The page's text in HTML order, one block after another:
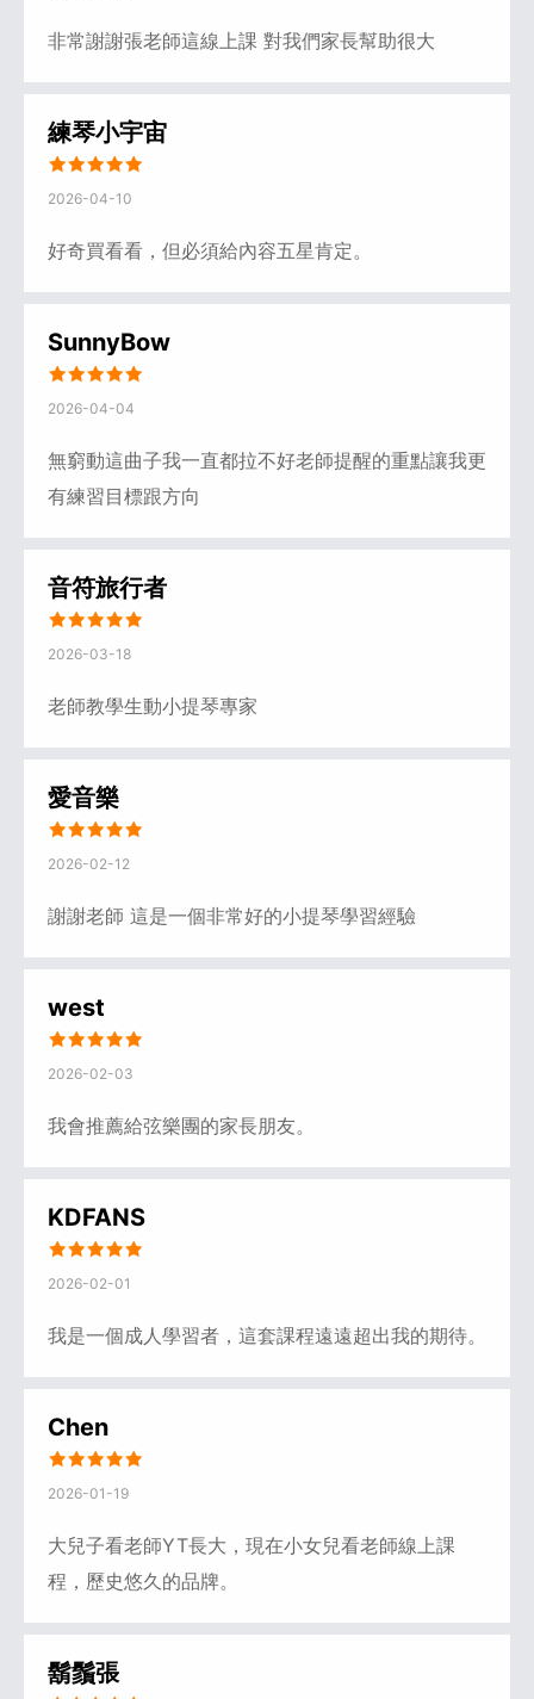
非常謝謝張老師這線上課 對我們家長幫助很大
練琴小宇宙
2026-04-10
好奇買看看，但必須給內容五星肯定。
SunnyBow
2026-04-04
無窮動這曲子我一直都拉不好老師提醒的重點讓我更
有練習目標跟方向
音符旅行者
2026-03-18
老師教學生動小提琴專家
愛音樂
2026-02-12
謝謝老師 這是一個非常好的小提琴學習經驗
west
2026-02-03
我會推薦給弦樂團的家長朋友。
KDFANS
2026-02-01
我是一個成人學習者，這套課程遠遠超出我的期待。
Chen
2026-01-19
大兒子看老師YT長大，現在小女兒看老師線上課
程，歷史悠久的品牌。
鬍鬚張